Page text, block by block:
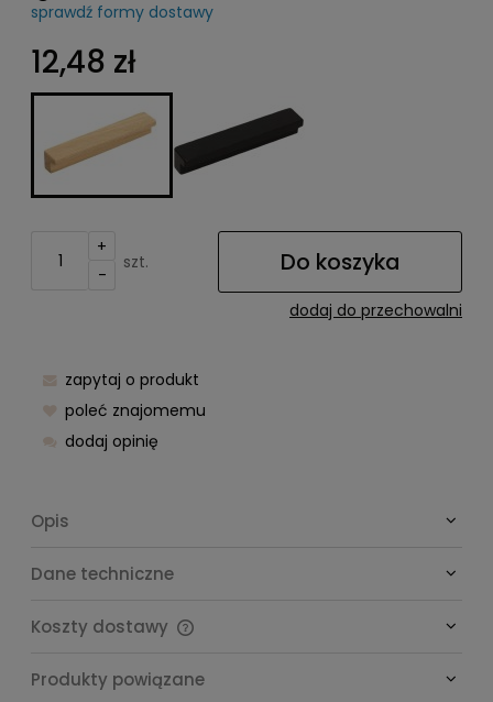
Cena nie zawiera ewentualnych kosztów płatności
sprawdź formy dostawy
12,48 zł
+
-
szt. Do koszyka
dodaj do przechowalni
zapytaj o produkt
poleć znajomemu
dodaj opinię
Opis
Dane techniczne
Koszty dostawy
Produkty powiązane